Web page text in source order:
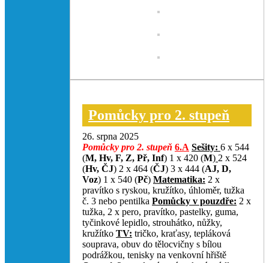
Pomůcky pro 2. stupeň
26. srpna 2025
Pomůcky pro 2. stupeň 6.A Sešity: 6 x 544
(M, Hv, F, Z, Př, Inf) 1 x 420 (M) 2 x 524
(Hv, ČJ) 2 x 464 (ČJ) 3 x 444 (AJ, D,
Voz) 1 x 540 (Pč) Matematika: 2 x
pravítko s ryskou, kružítko, úhloměr, tužka
č. 3 nebo pentilka Pomůcky v pouzdře: 2 x
tužka, 2 x pero, pravítko, pastelky, guma,
tyčinkové lepidlo, strouhátko, nůžky,
kružítko TV: tričko, kraťasy, tepláková
souprava, obuv do tělocvičny s bílou
podrážkou, tenisky na venkovní hřiště